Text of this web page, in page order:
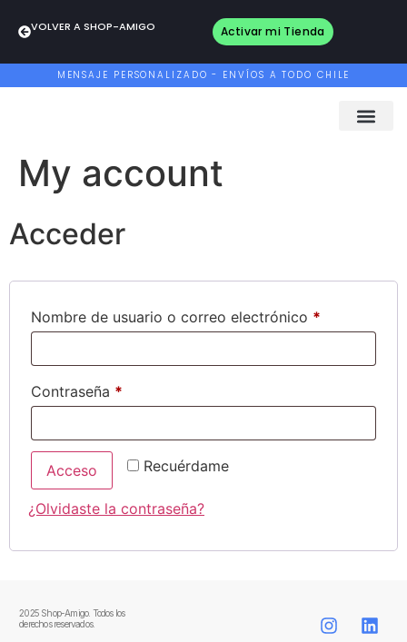
VOLVER A SHOP-AMIGO Activar mi Tienda
MENSAJE PERSONALIZADO - ENVÍOS A TODO CHILE
My account
Acceder
Nombre de usuario o correo electrónico *
Contraseña *
Recuérdame
Acceso
¿Olvidaste la contraseña?
2025 Shop-Amigo. Todos los
derechos reservados.